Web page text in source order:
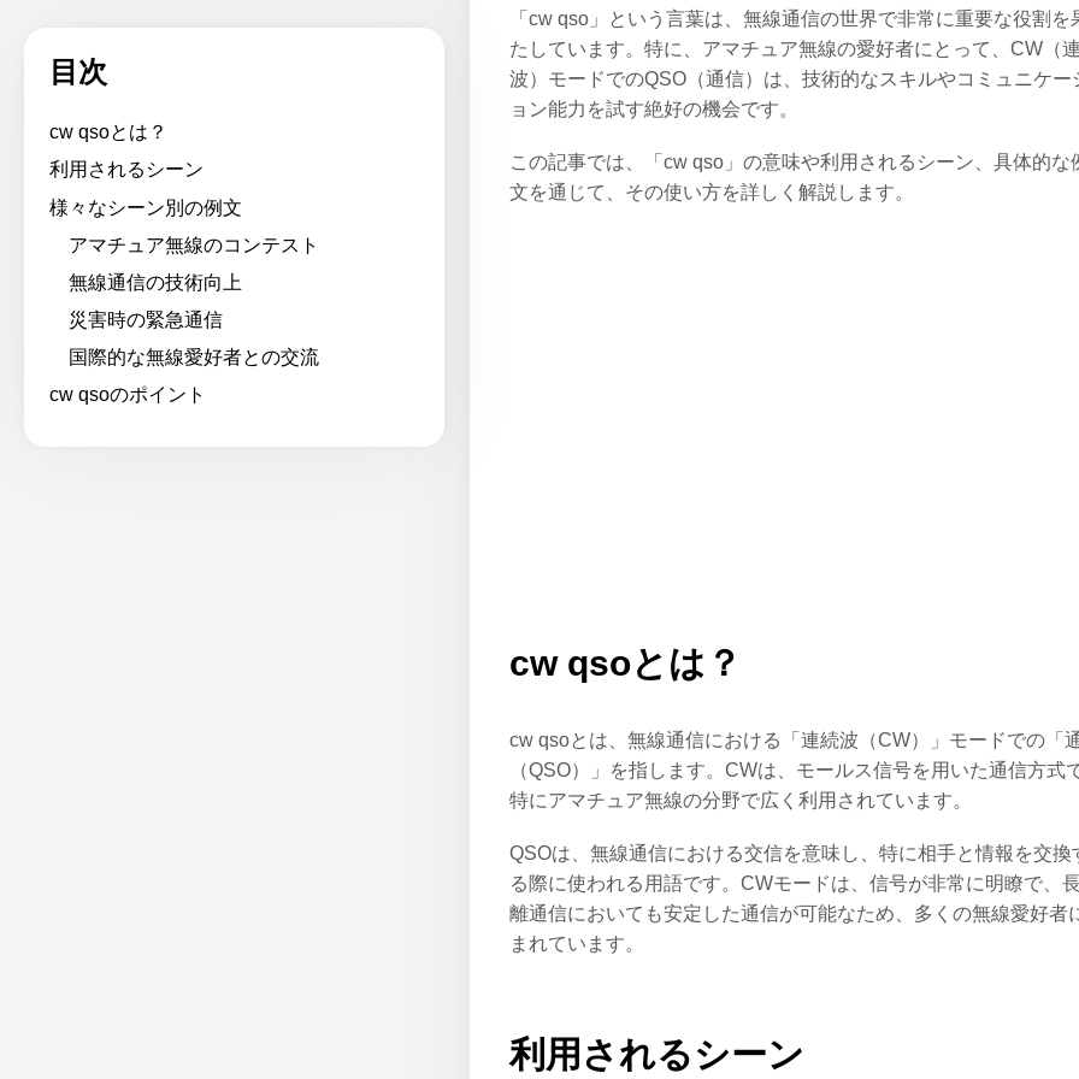
目次
cw qsoとは？
利用されるシーン
様々なシーン別の例文
アマチュア無線のコンテスト
無線通信の技術向上
災害時の緊急通信
国際的な無線愛好者との交流
cw qsoのポイント
「cw qso」という言葉は、無線通信の世界で非常に重要な役割を
たしています。特に、アマチュア無線の愛好者にとって、CW（
波）モードでのQSO（通信）は、技術的なスキルやコミュニケー
ョン能力を試す絶好の機会です。
この記事では、「cw qso」の意味や利用されるシーン、具体的な
文を通じて、その使い方を詳しく解説します。
cw qsoとは？
cw qsoとは、無線通信における「連続波（CW）」モードでの「
（QSO）」を指します。CWは、モールス信号を用いた通信方式
特にアマチュア無線の分野で広く利用されています。
QSOは、無線通信における交信を意味し、特に相手と情報を交換
る際に使われる用語です。CWモードは、信号が非常に明瞭で、
離通信においても安定した通信が可能なため、多くの無線愛好者
まれています。
利用されるシーン